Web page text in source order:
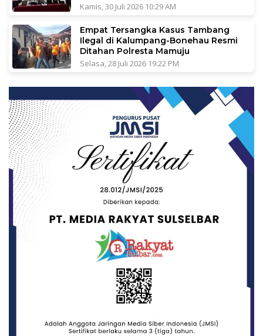
Kamis, 30 Juli 2026 10:29 AM
Empat Tersangka Kasus Tambang
Ilegal di Kalumpang-Bonehau Resmi
Ditahan Polresta Mamuju
Selasa, 28 Juli 2026 19:22 PM